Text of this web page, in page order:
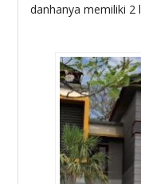
danhanya memiliki 2